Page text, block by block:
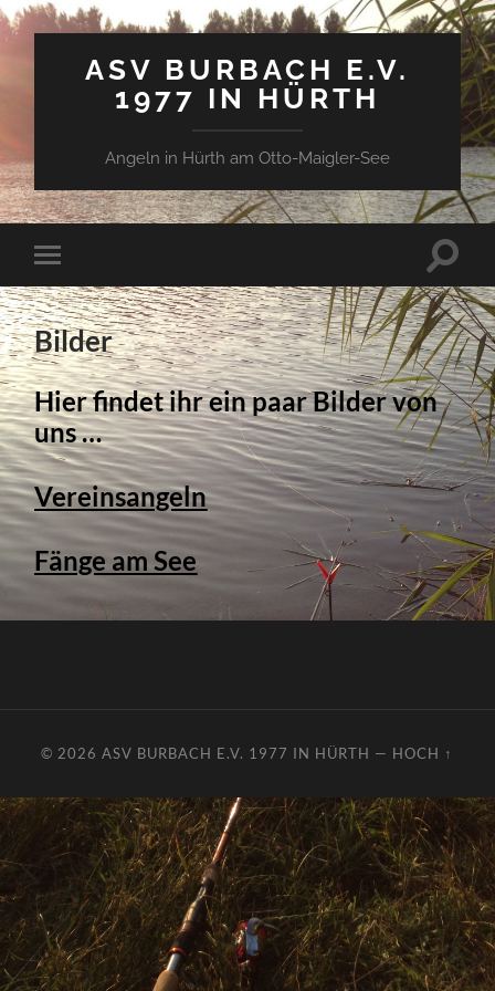
ASV BURBACH E.V.
1977 IN HÜRTH
Angeln in Hürth am Otto-Maigler-See
Mobile-
Menü
ein-/ausblenden
Bilder
Hier findet ihr ein paar Bilder von
uns …
Vereinsangeln
Fänge am See
© 2026ASV BURBACH E.V. 1977 IN HÜRTH — HOCH ↑